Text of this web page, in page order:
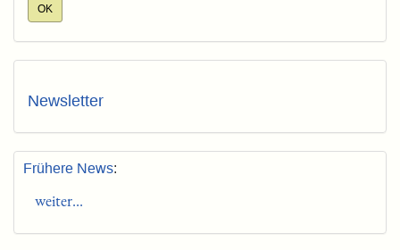
Newsletter
Frühere News:
weiter...